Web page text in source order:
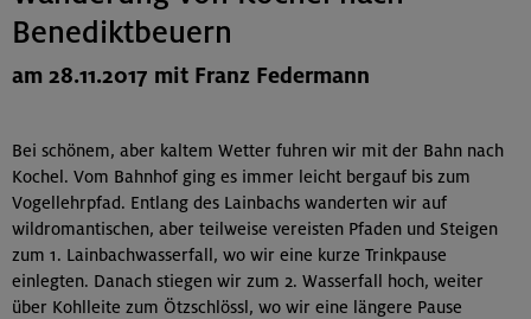
Benediktbeuern
am 28.11.2017 mit Franz Federmann
Bei schönem, aber kaltem Wetter fuhren wir mit der Bahn nach
Kochel. Vom Bahnhof ging es immer leicht bergauf bis zum
Vogellehrpfad. Entlang des Lainbachs wanderten wir auf
wildromantischen, aber teilweise vereisten Pfaden und Steigen
zum 1. Lainbachwasserfall, wo wir eine kurze Trinkpause
einlegten. Danach stiegen wir zum 2. Wasserfall hoch, weiter
über Kohlleite zum Ötzschlössl, wo wir eine längere Pause